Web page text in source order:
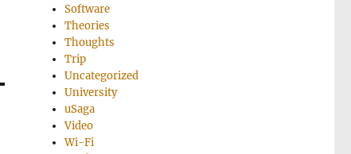
Software
Theories
Thoughts
Trip
Uncategorized
University
uSaga
Video
Wi-Fi